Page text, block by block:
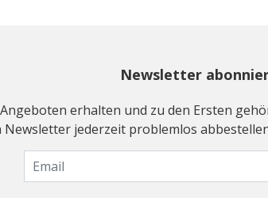
Newsletter
erhalten und zu den Ersten
Newsletter jederzeit problemlos